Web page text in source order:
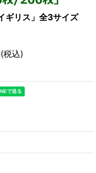
ギリス」全3サイズ
(税込)